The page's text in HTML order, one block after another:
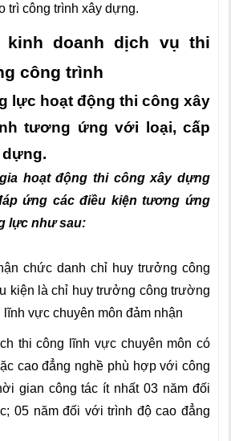
trì công trình xây dựng.
kinh doanh dịch vụ thi
công trình
lực hoạt động thi công xây
tương ứng với loại, cấp
hoạt động thi công xây dựng
ứng các điều kiện tương ứng
lực như sau:
chức danh chỉ huy trưởng công
kiện là chỉ huy trưởng công trường
vực chuyên môn đảm nhận
thi công lĩnh vực chuyên môn có
cao đẳng nghề phù hợp với công
gian công tác ít nhất 03 năm đối
05 năm đối với trình độ cao đẳng